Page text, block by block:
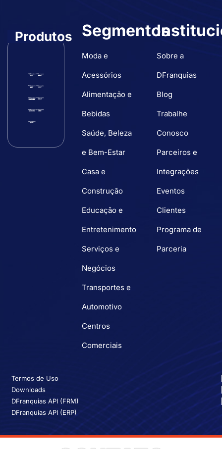
Segmentos
Moda e
Acessórios
Alimentação e
Bebidas
Saúde, Beleza
e Bem-Estar
Casa e
Construção
Educação e
Entretenimento
Serviços e
Negócios
Transportes e
Automotivo
Centros
Comerciais
Produtos
Sobre a
DFranquias
Blog
Trabalhe
Conosco
Parceiros e
Integrações
Eventos
Clientes
Programa de
Parceria
Termos de Uso
Downloads
DFranquias API (FRM)
DFranquias API (ERP)